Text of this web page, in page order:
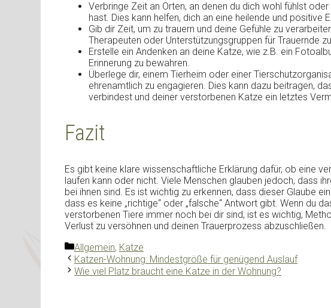
Verbringe Zeit an Orten, an denen du dich wohl fühlst
hast. Dies kann helfen, dich an eine heilende und positive
Gib dir Zeit, um zu trauern und deine Gefühle zu
Therapeuten oder Unterstützungsgruppen für Trauernde
Erstelle ein Andenken an deine Katze, wie z.B. ein
Erinnerung zu bewahren.
Überlege dir, einem Tierheim oder einer
ehrenamtlich zu engagieren. Dies kann dazu beitragen,
verbindest und deiner verstorbenen Katze ein letztes
Fazit
Es gibt keine klare wissenschaftliche Erklärung dafür, ob eine
laufen kann oder nicht. Viele Menschen glauben jedoch, dass
bei ihnen sind. Es ist wichtig zu erkennen, dass dieser Glaube
dass es keine „richtige“ oder „falsche“ Antwort gibt. Wenn du
verstorbenen Tiere immer noch bei dir sind, ist es wichtig,
Verlust zu versöhnen und deinen Trauerprozess abzuschließen.
Kategorien
Allgemein, Katze
Katzen-Wohnung: Mindestgröße für genügend Auslauf
Wie viel Platz braucht eine Katze in der Wohnung?